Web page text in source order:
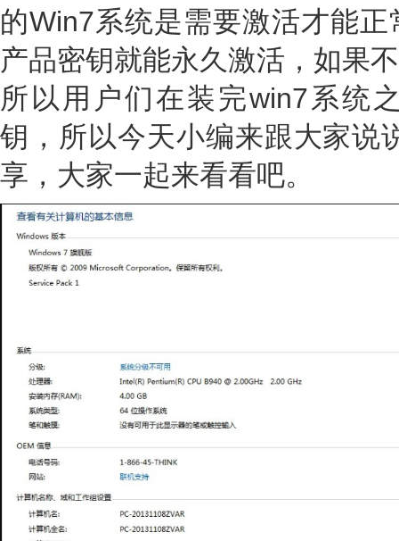
的Win7系统是需要激活才能
产品密钥就能永久激活，如果
所以用户们在装完win7系统
钥，所以今天小编来跟大家说
享，大家一起来看看吧。